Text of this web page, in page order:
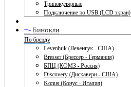
Тринокулярные
Подключение по USB (LCD экран)
+- Бинокли
По бренду
Levenhuk (Левенгук - США)
Bresser (Брессер - Германия)
БПЦ (КОМЗ - Россия)
Discovery (Дискавери - США)
Konus (Конус - Италия)